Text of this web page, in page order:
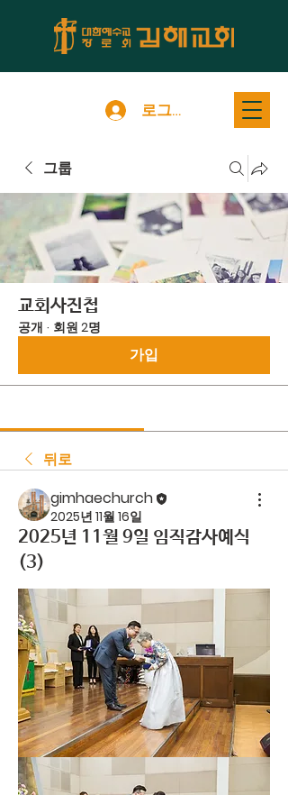
로그인
그룹
교회사진첩
공개 · 회원 2명
가입
뒤로
gimhaechurch
2025년 11월 16일
2025년 11월 9일 임직감사예식
(3)